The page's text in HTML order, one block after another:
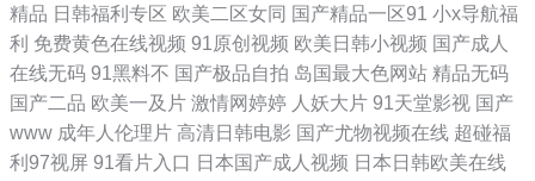
精品 日韩福利专区 欧美二区女同 国产精品一区91 小x导航福
利 免费黄色在线视频 91原创视频 欧美日韩小视频 国产成人
在线无码 91黑料不 国产极品自拍 岛国最大色网站 精品无码
国产二品 欧美一及片 激情网婷婷 人妖大片 91天堂影视 国产
www 成年人伦理片 高清日韩电影 国产尤物视频在线 超碰福
利97视屏 91看片入口 日本国产成人视频 日本日韩欧美在线